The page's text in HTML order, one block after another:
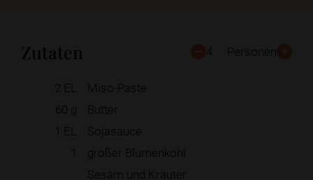
Zutaten 4 Personen
2 EL
Miso-Paste
60 g
Butter
1 EL
Sojasauce
1
großer Blumenkohl
Sesam und Kräuter